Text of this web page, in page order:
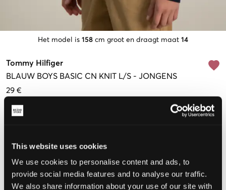
This website uses cookies
We use cookies to personalise content and ads, to
provide social media features and to analyse our traffic.
We also share information about your use of our site with
Het model is 158 cm groot en draagt maat 14
Tommy Hilfiger
BLAUW BOYS BASIC CN KNIT L/S - JONGENS
29 €
Maat
Nog 1 over
De maat lijkt